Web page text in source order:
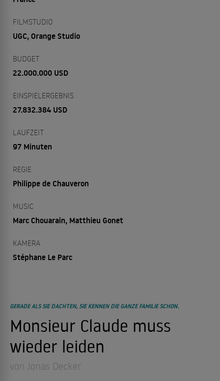
FILMSTUDIO
UGC, Orange Studio
BUDGET
22.000.000 USD
EINSPIELERGEBNIS
27.832.384 USD
LAUFZEIT
97 Minuten
REGIE
Philippe de Chauveron
MUSIC
Marc Chouarain, Matthieu Gonet
KAMERA
Stéphane Le Parc
GERADE ALS SIE DACHTEN, SIE KENNEN DIE GANZE FAMILIE SCHON.
Monsieur Claude muss
wieder leiden
von Jonas Decker